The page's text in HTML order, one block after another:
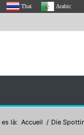
Thai Arabic
es là: Accueil / Die